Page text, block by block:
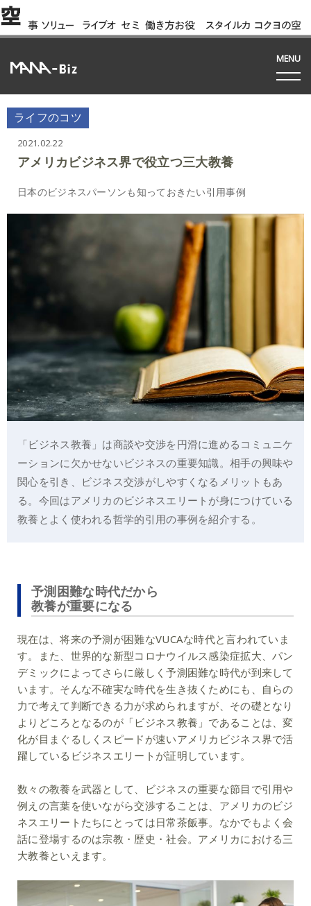
空 事
例
ソリュー
ション
ライブオ
フィス
セミ
ナー
働き方お役
立ち資料
スタイルカ
タログ
コクヨの空
間って!?
MENU
ライフのコツ
2021.02.22
アメリカビジネス界で役立つ三大教養
日本のビジネスパーソンも知っておきたい引用事例
「ビジネス教養」は商談や交渉を円滑に進めるコミュニケ
ーションに欠かせないビジネスの重要知識。相手の興味や
関心を引き、ビジネス交渉がしやすくなるメリットもあ
る。今回はアメリカのビジネスエリートが身につけている
教養とよく使われる哲学的引用の事例を紹介する。
予測困難な時代だから
教養が重要になる
現在は、将来の予測が困難なVUCAな時代と言われていま
す。また、世界的な新型コロナウイルス感染症拡大、パン
デミックによってさらに厳しく予測困難な時代が到来して
います。そんな不確実な時代を生き抜くためにも、自らの
力で考えて判断できる力が求められますが、その礎となり
よりどころとなるのが「ビジネス教養」であることは、変
化が目まぐるしくスピードが速いアメリカビジネス界で活
躍しているビジネスエリートが証明しています。
数々の教養を武器として、ビジネスの重要な節目で引用や
例えの言葉を使いながら交渉することは、アメリカのビジ
ネスエリートたちにとっては日常茶飯事。なかでもよく会
話に登場するのは宗教・歴史・社会。アメリカにおける三
大教養といえます。